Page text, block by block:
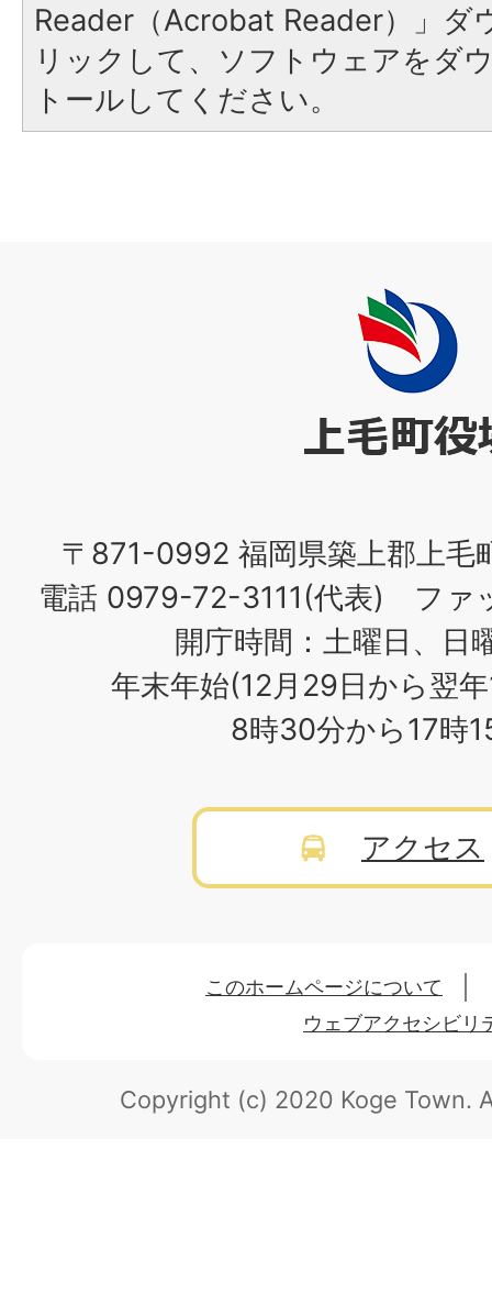
Reader（Acrobat Reader）」ダ
リックして、ソフトウェアをダ
トールしてください。
〒871-0992 福岡県築上郡上毛
電話 0979-72-3111(代表) ファ
開庁時間：土曜日、日
年末年始(12月29日から翌
8時30分から17時
アクセス
このホームページについて
ウェブアクセシビリ
Copyright (c) 2020 Koge Town.